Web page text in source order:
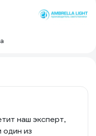
наш эксперт,
один из